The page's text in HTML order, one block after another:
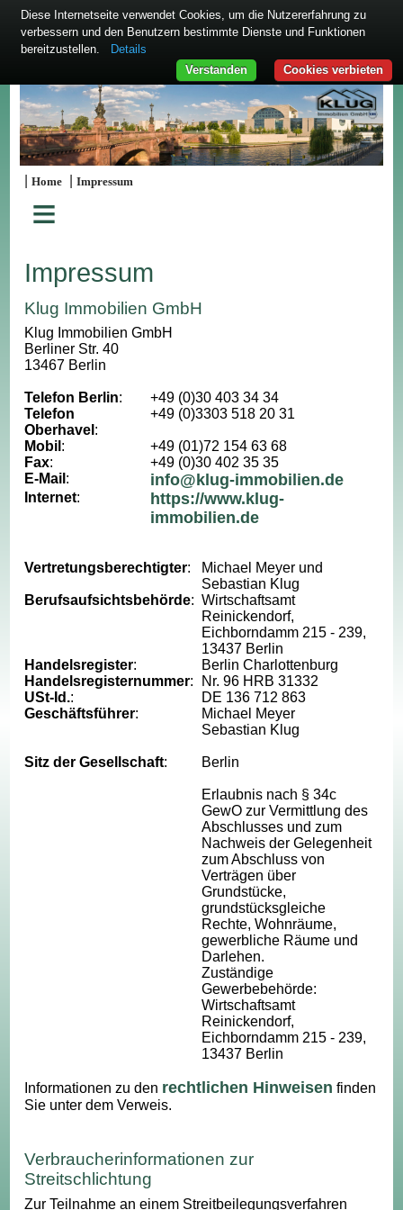
|Home |Impressum
≡
Impressum
Klug Immobilien GmbH
Klug Immobilien GmbH
Berliner Str. 40
13467 Berlin
Telefon Berlin:
+49 (0)30 403 34 34
Telefon
Oberhavel :
+49 (0)3303 518 20 31
Mobil :
+49 (01)72 154 63 68
Fax:
+49 (0)30 402 35 35
E-Mail : info@klug-immobilien.de
Internet:
https://www.klug-
immobilien.de
Vertretungsberechtigter:
Michael Meyer und
Sebastian Klug
Berufsaufsichtsbehörde:Wirtschaftsamt
Reinickendorf,
Eichborndamm 215 - 239,
13437 Berlin
Handelsregister:
Berlin Charlottenburg
Handelsregisternummer:
Nr. 96 HRB 31332
USt-Id.:
DE 136 712 863
Geschäftsführer:
Michael Meyer
Sebastian Klug
Sitz der Gesellschaft: Berlin
Erlaubnis nach § 34c
GewO zur Vermittlung des
Abschlusses und zum
Nachweis der Gelegenheit
zum Abschluss von
Verträgen über
Grundstücke,
grundstücksgleiche
Rechte, Wohnräume,
gewerbliche Räume und
Darlehen.
Zuständige
Gewerbebehörde:
Wirtschaftsamt
Reinickendorf,
Eichborndamm 215 - 239,
13437 Berlin
Informationen zu den rechtlichen Hinweisen finden
Sie unter dem Verweis.
Verbraucherinformationen zur
Streitschlichtung
Zur Teilnahme an einem Streitbeilegungsverfahren
Diese Internetseite verwendet Cookies, um die Nutzererfahrung zu
verbessern und den Benutzern bestimmte Dienste und Funktionen
bereitzustellen.
Details
Cookies verbieten
Verstanden